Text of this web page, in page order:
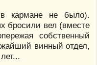
кармане не было).
бросили вел (вместе
собственный
винный отдел,